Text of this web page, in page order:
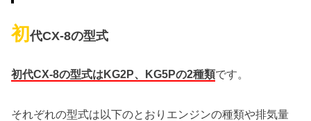
初代CX-8の型式
初代CX-8の型式はKG2P、KG5Pの2種類です。
それぞれの型式は以下のとおりエンジンの種類や排気量